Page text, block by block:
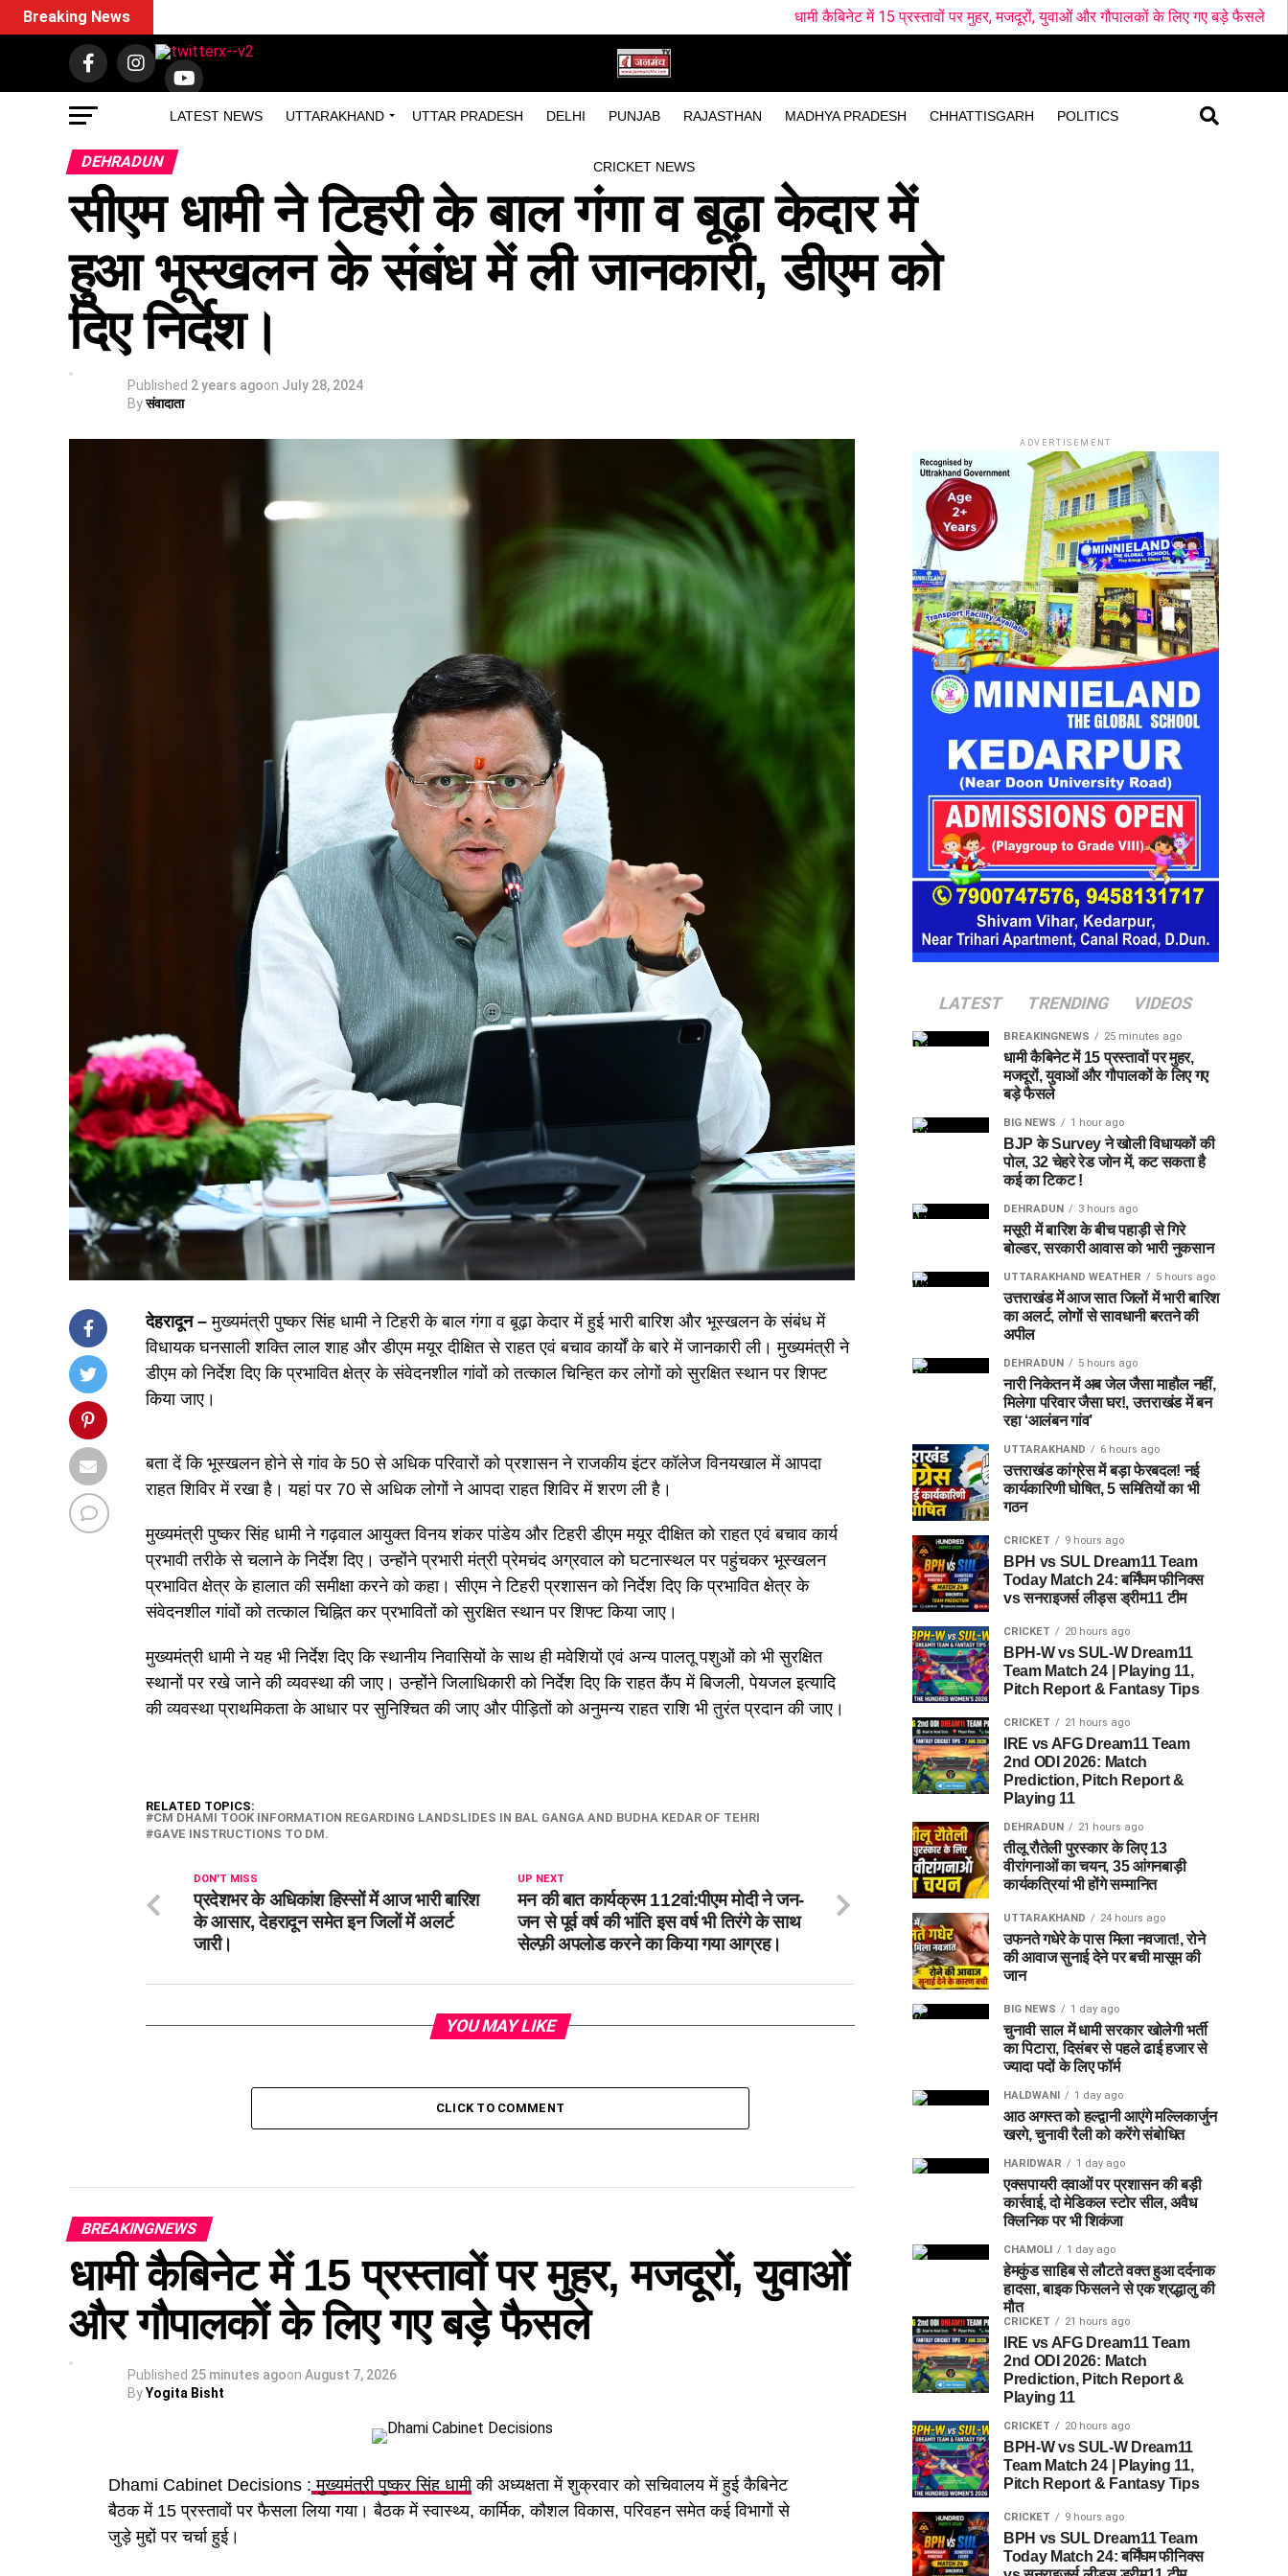
LATEST NEWS UTTARAKHAND UTTAR PRADESH DELHI PUNJAB RAJASTHAN MADHYA PRADESH CHHATTISGARH POLITICS
CRICKET NEWS
Breaking News धामी कैबिनेट में 15 प्रस्तावों पर मुहर, मजदूरों, युवाओं और गौपालकों के लिए गए बड़े फैसले BJP के Survey ने
DEHRADUN
सीएम धामी ने टिहरी के बाल गंगा व बूढ़ा केदार में
हुआ भूस्खलन के संबंध में ली जानकारी, डीएम को
दिए निर्देश।
Published 2 years agoon July 28, 2024
Byसंवादाता
देहरादून – मुख्यमंत्री पुष्कर सिंह धामी ने टिहरी के बाल गंगा व बूढ़ा केदार में हुई भारी बारिश और भूस्खलन के संबंध में
विधायक घनसाली शक्ति लाल शाह और डीएम मयूर दीक्षित से राहत एवं बचाव कार्यों के बारे में जानकारी ली। मुख्यमंत्री ने
डीएम को निर्देश दिए कि प्रभावित क्षेत्र के संवेदनशील गांवों को तत्काल चिन्हित कर लोगों को सुरक्षित स्थान पर शिफ्ट
किया जाए।
बता दें कि भूस्खलन होने से गांव के 50 से अधिक परिवारों को प्रशासन ने राजकीय इंटर कॉलेज विनयखाल में आपदा
राहत शिविर में रखा है। यहां पर 70 से अधिक लोगों ने आपदा राहत शिविर में शरण ली है।
मुख्यमंत्री पुष्कर सिंह धामी ने गढ़वाल आयुक्त विनय शंकर पांडेय और टिहरी डीएम मयूर दीक्षित को राहत एवं बचाव कार्य
प्रभावी तरीके से चलाने के निर्देश दिए। उन्होंने प्रभारी मंत्री प्रेमचंद अग्रवाल को घटनास्थल पर पहुंचकर भूस्खलन
प्रभावित क्षेत्र के हालात की समीक्षा करने को कहा। सीएम ने टिहरी प्रशासन को निर्देश दिए कि प्रभावित क्षेत्र के
संवेदनशील गांवों को तत्काल चिह्नित कर प्रभावितों को सुरक्षित स्थान पर शिफ्ट किया जाए।
मुख्यमंत्री धामी ने यह भी निर्देश दिए कि स्थानीय निवासियों के साथ ही मवेशियों एवं अन्य पालतू पशुओं को भी सुरक्षित
स्थानों पर रखे जाने की व्यवस्था की जाए। उन्होंने जिलाधिकारी को निर्देश दिए कि राहत कैंप में बिजली, पेयजल इत्यादि
की व्यवस्था प्राथमिकता के आधार पर सुनिश्चित की जाए और पीड़ितों को अनुमन्य राहत राशि भी तुरंत प्रदान की जाए।
RELATED TOPICS:
CM DHAMI TOOK INFORMATION REGARDING LANDSLIDES IN BAL GANGA AND BUDHA KEDAR OF TEHRI
GAVE INSTRUCTIONS TO DM.
UP NEXT
मन की बात कार्यक्रम 112वां:पीएम मोदी ने जन-
जन से पूर्व वर्ष की भांति इस वर्ष भी तिरंगे के साथ
सेल्फ़ी अपलोड करने का किया गया आग्रह।
DON'T MISS
प्रदेशभर के अधिकांश हिस्सों में आज भारी बारिश
के आसार, देहरादून समेत इन जिलों में अलर्ट
जारी।
YOU MAY LIKE
CLICK TO COMMENT
BREAKINGNEWS
धामी कैबिनेट में 15 प्रस्तावों पर मुहर, मजदूरों, युवाओं
और गौपालकों के लिए गए बड़े फैसले
Published 25 minutes agoon August 7, 2026
ByYogita Bisht
Dhami Cabinet Decisions : मुख्यमंत्री पुष्कर सिंह धामीकी अध्यक्षता में शुक्रवार को सचिवालय में हुई कैबिनेट
बैठक में 15 प्रस्तावों पर फैसला लिया गया। बैठक में स्वास्थ्य, कार्मिक, कौशल विकास, परिवहन समेत कई विभागों से
जुड़े मुद्दों पर चर्चा हुई।
ADVERTISEMENT
LATEST TRENDING VIDEOS
BREAKINGNEWS 25 minutes ago
धामी कैबिनेट में 15 प्रस्तावों पर मुहर,
मजदूरों, युवाओं और गौपालकों के लिए गए
बड़े फैसले
BIG NEWS 1 hour ago
BJP के Survey ने खोली विधायकों की
पोल, 32 चेहरे रेड जोन में, कट सकता है
कई का टिकट !
DEHRADUN 3 hours ago
मसूरी में बारिश के बीच पहाड़ी से गिरे
बोल्डर, सरकारी आवास को भारी नुकसान
UTTARAKHAND WEATHER 5 hours ago
उत्तराखंड में आज सात जिलों में भारी बारिश
का अलर्ट, लोगों से सावधानी बरतने की
अपील
DEHRADUN 5 hours ago
नारी निकेतन में अब जेल जैसा माहौल नहीं,
मिलेगा परिवार जैसा घर!, उत्तराखंड में बन
रहा ‘आलंबन गांव’
UTTARAKHAND 6 hours ago
उत्तराखंड कांग्रेस में बड़ा फेरबदल! नई
कार्यकारिणी घोषित, 5 समितियों का भी
गठन
CRICKET 9 hours ago
BPH vs SUL Dream11 Team
Today Match 24: बर्मिंघम फीनिक्स
vs सनराइजर्स लीड्स ड्रीम11 टीम
CRICKET 20 hours ago
BPH-W vs SUL-W Dream11
Team Match 24 | Playing 11,
Pitch Report & Fantasy Tips
CRICKET 21 hours ago
IRE vs AFG Dream11 Team
2nd ODI 2026: Match
Prediction, Pitch Report &
Playing 11
DEHRADUN 21 hours ago
तीलू रौतेली पुरस्कार के लिए 13
वीरांगनाओं का चयन, 35 आंगनबाड़ी
कार्यकत्रियां भी होंगे सम्मानित
UTTARAKHAND 24 hours ago
उफनते गधेरे के पास मिला नवजात!, रोने
की आवाज सुनाई देने पर बची मासूम की
जान
BIG NEWS 1 day ago
चुनावी साल में धामी सरकार खोलेगी भर्ती
का पिटारा, दिसंबर से पहले ढाई हजार से
ज्यादा पदों के लिए फॉर्म
HALDWANI 1 day ago
आठ अगस्त को हल्द्वानी आएंगे मल्लिकार्जुन
खरगे, चुनावी रैली को करेंगे संबोधित
HARIDWAR 1 day ago
एक्सपायरी दवाओं पर प्रशासन की बड़ी
कार्रवाई, दो मेडिकल स्टोर सील, अवैध
क्लिनिक पर भी शिकंजा
CHAMOLI 1 day ago
हेमकुंड साहिब से लौटते वक्त हुआ दर्दनाक
हादसा, बाइक फिसलने से एक श्रद्धालु की
मौत
CRICKET 21 hours ago
IRE vs AFG Dream11 Team
2nd ODI 2026: Match
Prediction, Pitch Report &
Playing 11
CRICKET 20 hours ago
BPH-W vs SUL-W Dream11
Team Match 24 | Playing 11,
Pitch Report & Fantasy Tips
CRICKET 9 hours ago
BPH vs SUL Dream11 Team
Today Match 24: बर्मिंघम फीनिक्स